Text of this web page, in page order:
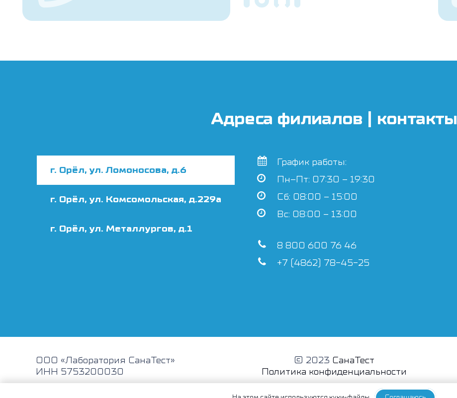
Адреса филиалов | контакты
г. Орёл, ул. Ломоносова, д.6
г. Орёл, ул. Комсомольская, д.229а
г. Орёл, ул. Металлургов, д.1
График работы:
Пн–Пт: 07:30 – 19:30
Сб: 08:00 – 15:00
Вс: 08:00 – 13:00
8 800 600 76 46
+7 (4862) 78-45-25
ООО «Лаборатория СанаТест»
ИНН 5753200030
© 2023 СанаТест
Политика конфиденциальности